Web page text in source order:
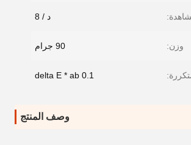
د / 8
وزن: 90 جرام
delta E * ab 0.1
وصف المنتج